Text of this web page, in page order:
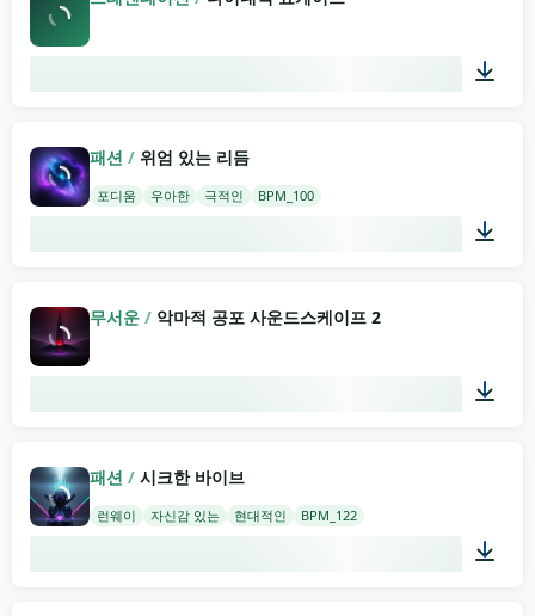
패션 / 위엄 있는 리듬
포디움 우아한 극적인 BPM_100
무서운 / 악마적 공포 사운드스케이프 2
패션 / 시크한 바이브
런웨이 자신감 있는 현대적인 BPM_122